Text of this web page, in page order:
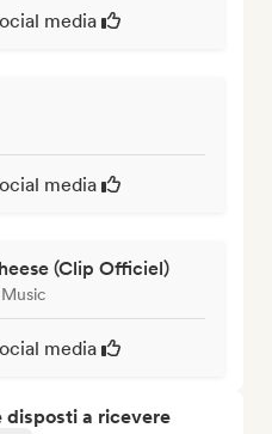
media
media
(Clip Officiel)
media
disposti a ricevere